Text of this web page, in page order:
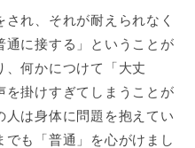
れ、それが耐えられなく
通に接する」ということが
、何かにつけて「大丈
を掛けすぎてしまうことが
人は身体に問題を抱えてい
でも「普通」を心がけまし